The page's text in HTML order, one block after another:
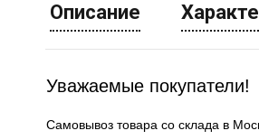
Описание
Уважаемые покупатели!
Самовывоз товара со склада в